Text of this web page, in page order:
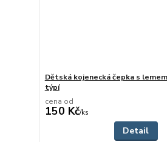
Dětská kojenecká čepka s
týpí
cena od
150 Kč/ks
Detail